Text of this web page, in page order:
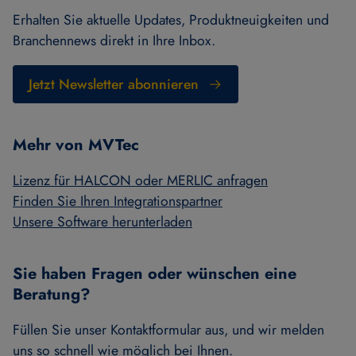
Erhalten Sie aktuelle Updates, Produktneuigkeiten und
Branchennews direkt in Ihre Inbox.
Jetzt Newsletter abonnieren
Mehr von MVTec
Lizenz für HALCON oder MERLIC anfragen
Finden Sie Ihren Integrationspartner
Unsere Software herunterladen
Sie haben Fragen oder wünschen eine
Beratung?
Füllen Sie unser Kontaktformular aus, und wir melden
uns so schnell wie möglich bei Ihnen.